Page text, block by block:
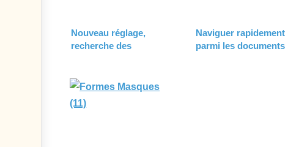
Nouveau réglage,
recherche des
Naviguer rapidement
parmi les documents